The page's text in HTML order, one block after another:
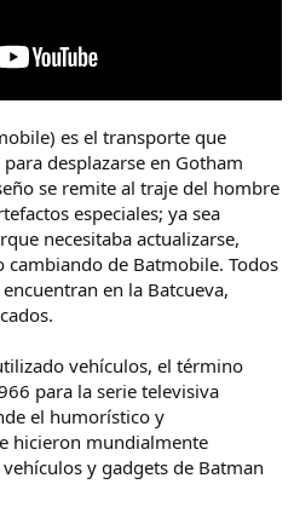
es el transporte que
desplazarse en Gotham
se remite al traje del hombre
especiales; ya sea
necesitaba actualizarse,
de Batmobile. Todos
en la Batcueva,
vehículos, el término
para la serie televisiva
el humorístico y
hicieron mundialmente
y gadgets de Batman